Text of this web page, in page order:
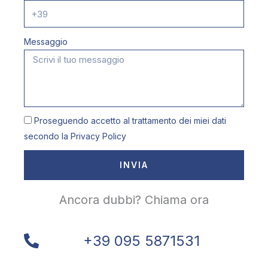
Messaggio
Proseguendo accetto al trattamento dei miei dati
secondo la Privacy Policy
INVIA
Ancora dubbi? Chiama ora
+39 095 5871531